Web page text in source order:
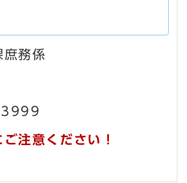
庶務係
3999
注意ください！